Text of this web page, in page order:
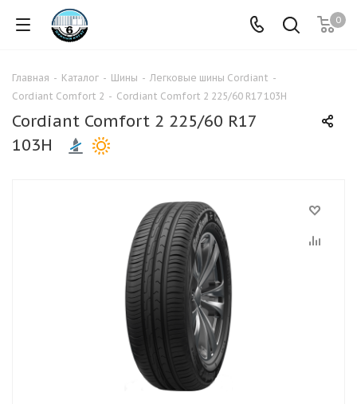
0
Главная - Каталог - Шины - Легковые шины Cordiant -
Cordiant Comfort 2 - Cordiant Comfort 2 225/60 R17 103H
Cordiant Comfort 2 225/60 R17
103H